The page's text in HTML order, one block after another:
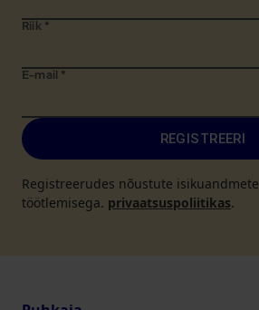
Riik *
E-mail *
REGISTREERI
Registreerudes nõustute isikuandmete
töötlemisega. privaatsuspoliitikas.